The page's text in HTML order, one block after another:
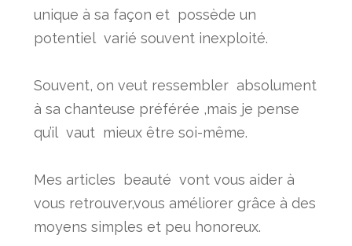
unique à sa façon et possède un
potentiel varié souvent inexploité.
Souvent, on veut ressembler absolument
à sa chanteuse préférée ,mais je pense
qu’il vaut mieux être soi-même.
Mes articles beauté vont vous aider à
vous retrouver,vous améliorer grâce à des
moyens simples et peu honoreux.